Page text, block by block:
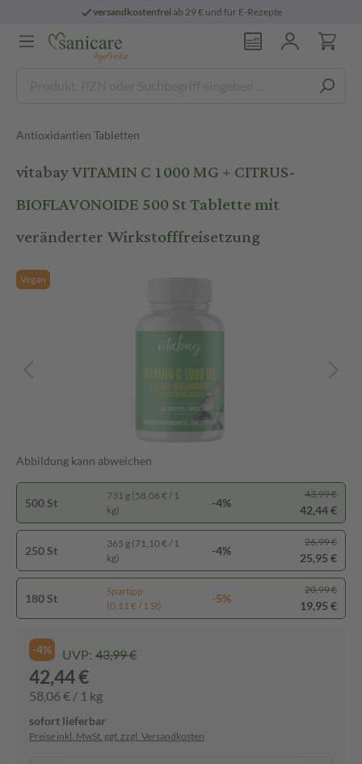
versandkostenfreiab 29 € und für E-Rezepte
Antioxidantien Tabletten
vitabay VITAMIN C 1000 MG + CITRUS-
BIOFLAVONOIDE 500 St Tablette mit
veränderter Wirkstofffreisetzung
Vegan
Abbildung kann abweichen
500 St
731 g (58,06 € / 1
kg)
-4%
43,99 €
42,44 €
250 St
365 g (71,10 € / 1
kg)
-4%
26,99 €
25,95 €
180 St
Spartipp
(0,11 € / 1 St)
-5%
20,99 €
19,95 €
-4% UVP: 43,99 €
42,44 €
58,06 € / 1 kg
sofort lieferbar
Preise inkl. MwSt. ggf. zzgl. Versandkosten